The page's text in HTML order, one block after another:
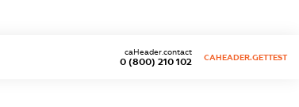
0 (800) 210 102
caHeader.contact
CAHEADER.GETTEST